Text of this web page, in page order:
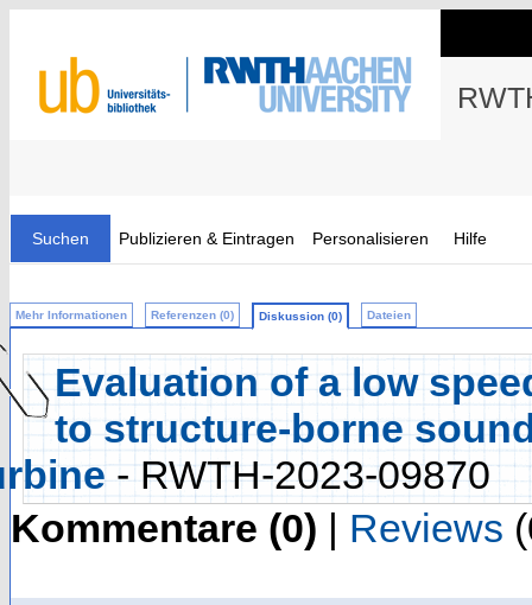
Suchen Publizieren & Eintragen Personalisieren Hilfe
Mehr Informationen Referenzen (0) Diskussion (0) Dateien
Evaluation of a low
to structure-borne
- RWTH-2023-09870
Kommentare (0) | Reviews